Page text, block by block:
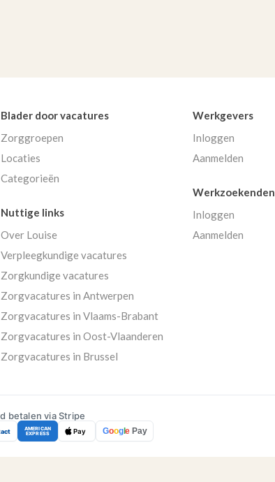
Blader door vacatures
Zorggroepen
Locaties
Categorieën
Werkgevers
Inloggen
Aanmelden
Werkzoekenden
Inloggen
Aanmelden
Nuttige links
Over Louise
Verpleegkundige vacatures
Zorgkundige vacatures
Zorgvacatures in Antwerpen
Zorgvacatures in Vlaams-Brabant
Zorgvacatures in Oost-Vlaanderen
Zorgvacatures in Brussel
betalen via Stripe
AMERICAN
EXPRESS Pay Google Pay